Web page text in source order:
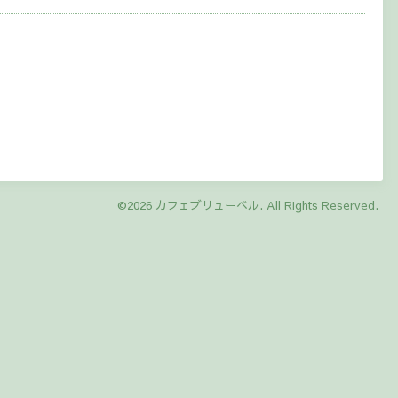
©2026 カフェブリューベル. All Rights Reserved.